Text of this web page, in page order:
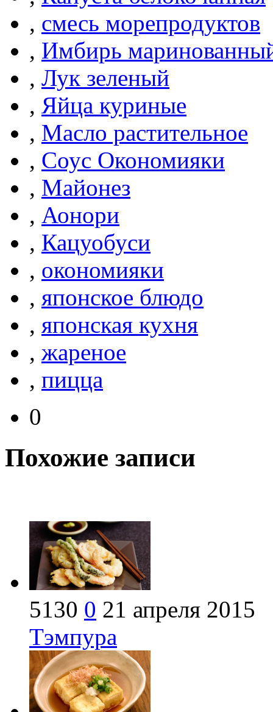
, смесь морепродуктов
, Имбирь
, Лук зеленый
, Яйца куриные
, Масло растительное
, Соус Окономияки
, Майонез
, Аонори
, Кацуобуси
, окономияки
, японское блюдо
, японская кухня
, жареное
, пицца
0
Похожие записи
5130 0 21 апреля 2015
Тэмпура